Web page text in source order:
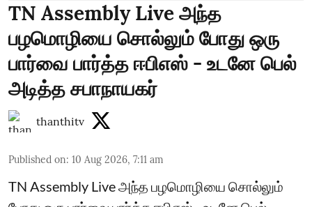
TN Assembly Live அந்த
பழமொழியை சொல்லும் போது ஒரு
பார்வை பார்த்த ஈபிஎஸ் - உடனே பெல்
அடித்த சபாநாயகர்
thanthitv
Published on: 10 Aug 2026, 7:11 am
TN Assembly Live அந்த பழமொழியை சொல்லும்